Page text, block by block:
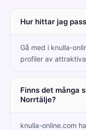
Hur hittar jag
Gå med i knulla-
profiler av
Finns det många
Norrtälje?
knulla-online.com